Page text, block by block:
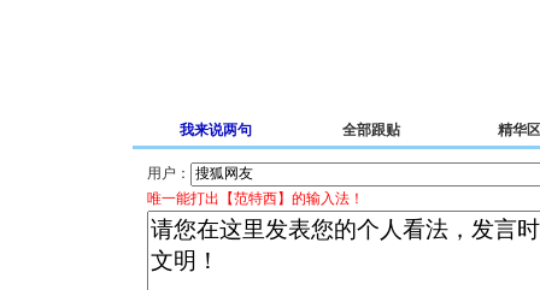
我来说两句 全部跟贴 精华区
用户：
唯一能打出【范特西】的输入法！